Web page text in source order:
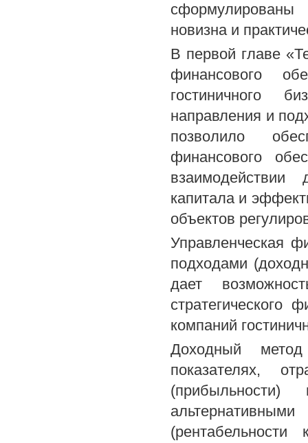
новизна и
В первой главе
финансового
гостиничного
направления и
позволило
финансового
взаимодействии
капитала и
объектов
Управленческая
подходами
дает
стратегического
компаний
Доходный
показателях,
(рентабельности